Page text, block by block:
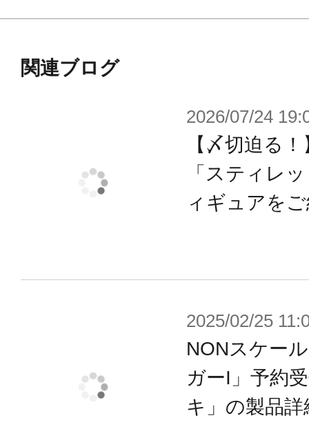
関連ブログ
2026/07/24
【〆切迫る
「スティレ
ィギュアを
2025/02/25
NONスケー
ガーI」予約
キ」の製品